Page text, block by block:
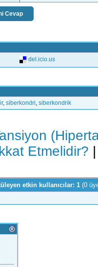
Cevap
del.icio.us
, siberkondri siberkondrik
Etmelidir?
etkin kullanıcılar: 1 (0